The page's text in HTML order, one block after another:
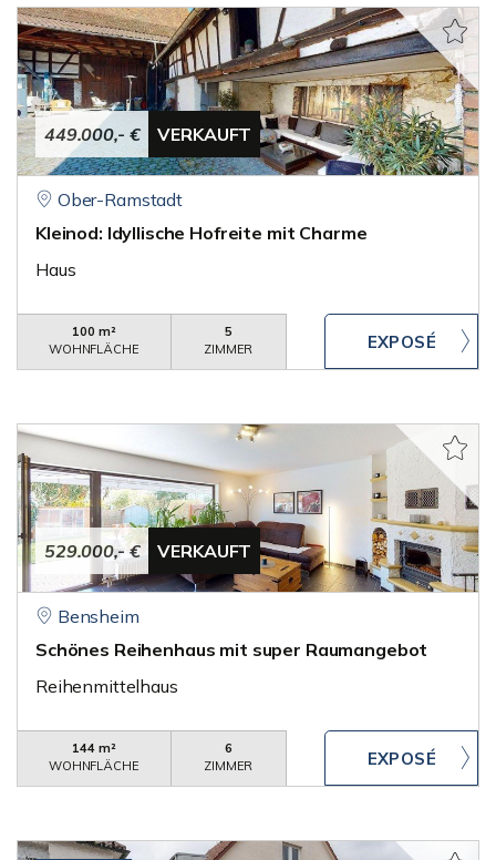
449.000,- € VERKAUFT
Ober-Ramstadt
Kleinod: Idyllische Hofreite mit Charme
Haus
100 m²
WOHNFLÄCHE
5
ZIMMER
529.000,- € VERKAUFT
Bensheim
Schönes Reihenhaus mit super Raumangebot
Reihenmittelhaus
144 m²
WOHNFLÄCHE
6
ZIMMER